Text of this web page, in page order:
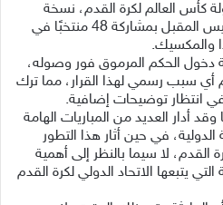
كأس العالم لكرة القدم، نسخة
2026، التي ستنطلق يوم الخميس المقبل بمشاركة 48 منتخبًا في
والمكسيك.
الحكم المرموق فور وصوله،
أي سبب رسمي لهذا القرار، مما ترك
انتظار توضيحات إضافية.
وقد أدار العديد من المباريات الهامة
في حين أثار هذا التطور
القدم، لا سيما بالنظر إلى أهمية
يتبعها الاتحاد الدولي لكرة القدم